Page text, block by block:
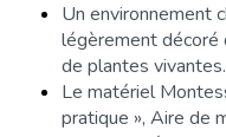
Un environnement
légèrement décoré
de plantes vivantes.
Le matériel
pratique », Aire de